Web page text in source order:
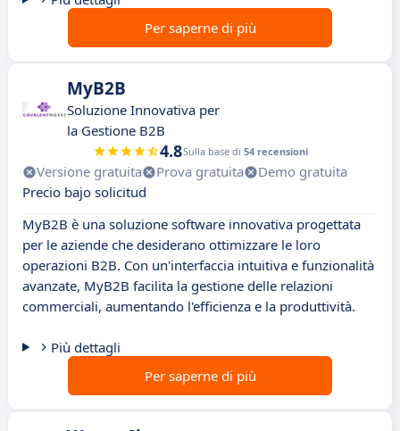
Per saperne di più
MyB2B
Soluzione Innovativa per
la Gestione B2B
4.8Sulla base di 54 recensioni
Versione gratuita Prova gratuita
Demo gratuita
Precio bajo solicitud
MyB2B è una soluzione software innovativa progettata
per le aziende che desiderano ottimizzare le loro
operazioni B2B. Con un'interfaccia intuitiva e funzionalità
avanzate, MyB2B facilita la gestione delle relazioni
commerciali, aumentando l'efficienza e la produttività.
Più dettagli
Per saperne di più